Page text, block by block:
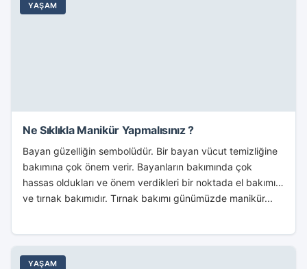
YAŞAM
Ne Sıklıkla Manikür Yapmalısınız ?
Bayan güzelliğin sembolüdür. Bir bayan vücut temizliğine
bakımına çok önem verir. Bayanların bakımında çok
hassas oldukları ve önem verdikleri bir noktada el bakımı
ve tırnak bakımıdır. Tırnak bakımı günümüzde manikür...
YAŞAM